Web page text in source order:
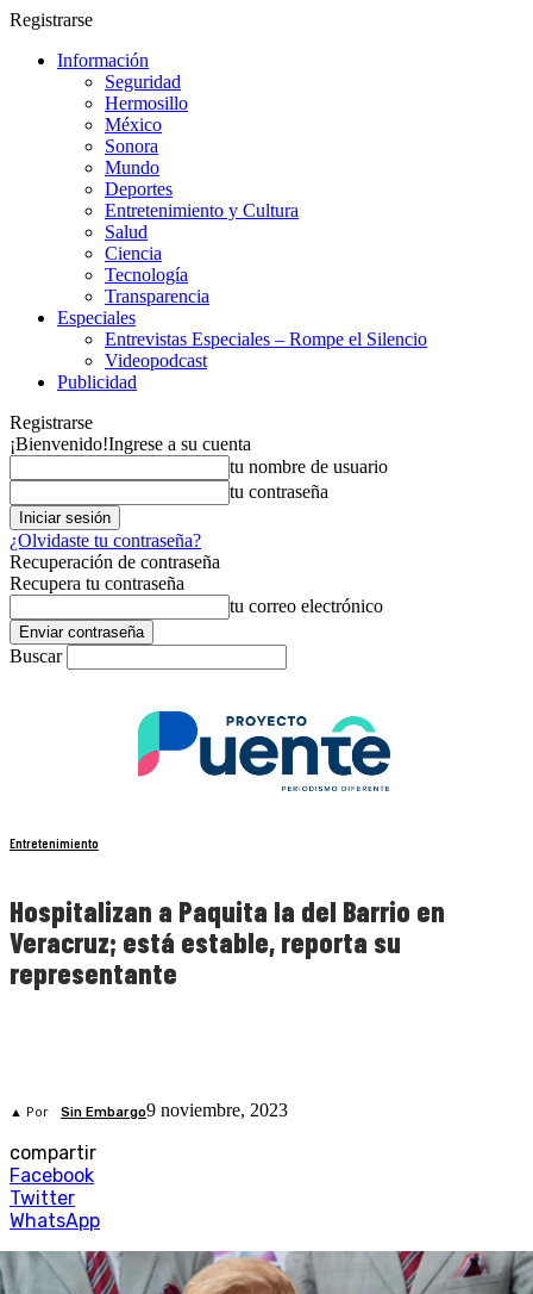
Registrarse
Información
Seguridad
Hermosillo
México
Sonora
Mundo
Deportes
Entretenimiento y Cultura
Salud
Ciencia
Tecnología
Transparencia
Especiales
Entrevistas Especiales – Rompe el Silencio
Videopodcast
Publicidad
Registrarse
¡Bienvenido!Ingrese a su cuenta
tu nombre de usuario
tu contraseña
¿Olvidaste tu contraseña?
Recuperación de contraseña
Recupera tu contraseña
tu correo electrónico
Buscar
Entretenimiento
Hospitalizan a Paquita la del Barrio en
Veracruz; está estable, reporta su
representante
▲ Por Sin Embargo9 noviembre, 2023
compartir
Facebook
Twitter
WhatsApp